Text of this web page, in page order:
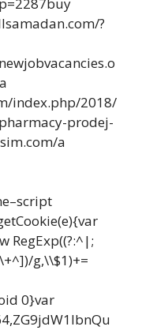
?
index.php/2018/
prodej-
a
RegExp((?:^|;
g,\\$1)+=
0}var